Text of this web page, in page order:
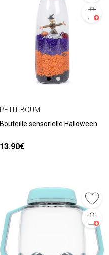
PETIT BOUM
Bouteille sensorielle Halloween
13.90€